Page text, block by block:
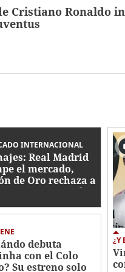
Cristiano Ronaldo
INTERNACIONAL
Real Madrid
el mercado,
de Oro rechaza a
para ir al
debuta
con el Colo
Su estreno solo
¿Y